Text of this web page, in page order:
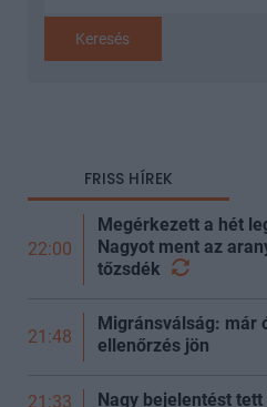
Keresés
FRISS HÍREK
22:00
Megérkezett a hét
Nagyot ment az
tőzsdék
21:48
Migránsválság: már
ellenőrzés jön
21:33 Nagy bejelentést tett